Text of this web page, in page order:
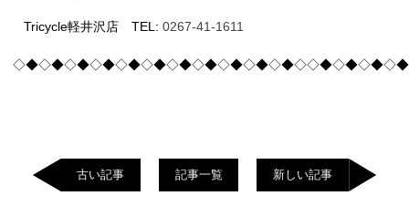
Tricycle軽井沢店 TEL: 0267-41-1611
古い記事 記事一覧 新しい記事